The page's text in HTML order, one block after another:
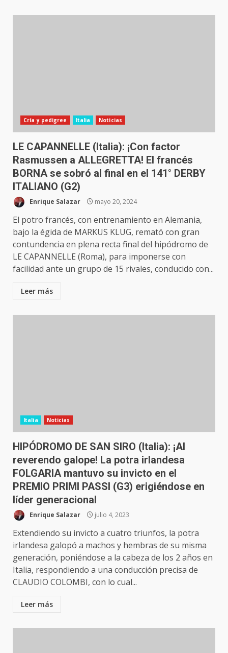
Cría y pedigree Italia Noticias
LE CAPANNELLE (Italia): ¡Con factor
Rasmussen a ALLEGRETTA! El francés
BORNA se sobró al final en el 141° DERBY
ITALIANO (G2)
Enrique Salazar mayo 20, 2024
El potro francés, con entrenamiento en Alemania,
bajo la égida de MARKUS KLUG, remató con gran
contundencia en plena recta final del hipódromo de
LE CAPANNELLE (Roma), para imponerse con
facilidad ante un grupo de 15 rivales, conducido con...
Leer más
Italia Noticias
HIPÓDROMO DE SAN SIRO (Italia): ¡Al
reverendo galope! La potra irlandesa
FOLGARIA mantuvo su invicto en el
PREMIO PRIMI PASSI (G3) erigiéndose en
líder generacional
Enrique Salazar julio 4, 2023
Extendiendo su invicto a cuatro triunfos, la potra
irlandesa galopó a machos y hembras de su misma
generación, poniéndose a la cabeza de los 2 años en
Italia, respondiendo a una conducción precisa de
CLAUDIO COLOMBI, con lo cual...
Leer más